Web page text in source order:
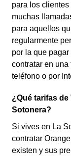
para los
muchas
para aquellos
regularmente
por la que
contratar en
teléfono o por
¿Qué tarifas
Sotonera?
Si vives en La
contratar
existen y sus